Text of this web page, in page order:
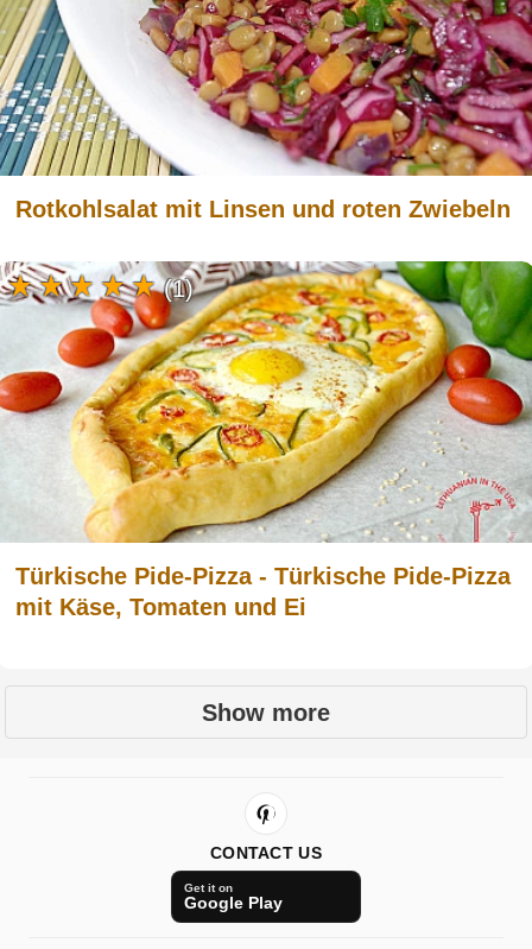
Rotkohlsalat mit Linsen und roten Zwiebeln
Türkische Pide-Pizza - Türkische Pide-Pizza
mit Käse, Tomaten und Ei
(1)
Show more
CONTACT US
Get it on
Google Play